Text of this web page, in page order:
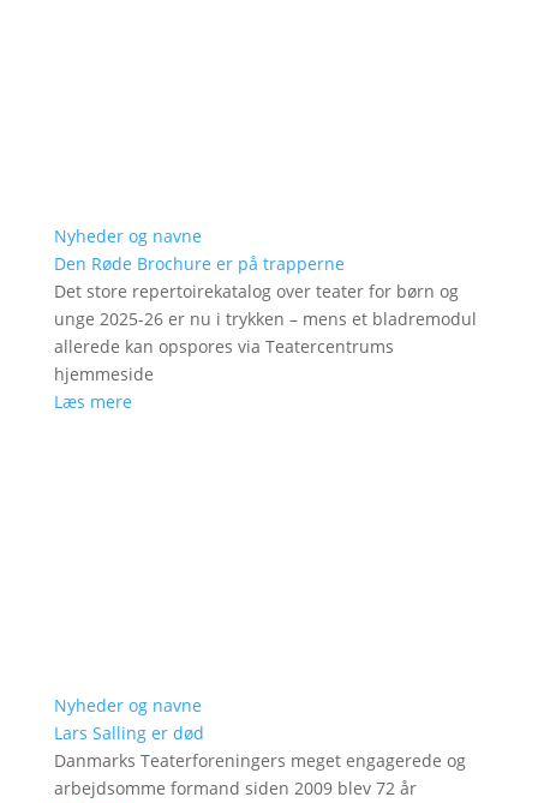
Nyheder og navne
Den Røde Brochure er på trapperne
Det store repertoirekatalog over teater for børn og
unge 2025-26 er nu i trykken – mens et bladremodul
allerede kan opspores via Teatercentrums
hjemmeside
Læs mere
Nyheder og navne
Lars Salling er død
Danmarks Teaterforeningers meget engagerede og
arbejdsomme formand siden 2009 blev 72 år